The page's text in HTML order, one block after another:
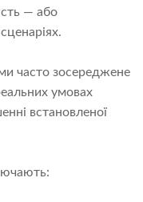
— або
часто зосереджене
умовах
встановленої